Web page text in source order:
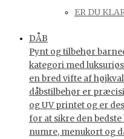
ER DU
DÅB
Pynt og tilbehør
kategori med
en bred vifte af
dåbstilbehør er
og UV printet og er
for at sikre den
numre, menukort og